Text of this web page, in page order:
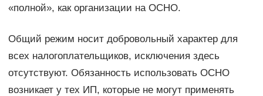
«полной», как организации на ОСНО.
Общий режим носит добровольный характер для
всех налогоплательщиков, исключения здесь
отсутствуют. Обязанность использовать ОСНО
возникает у тех ИП, которые не могут применять